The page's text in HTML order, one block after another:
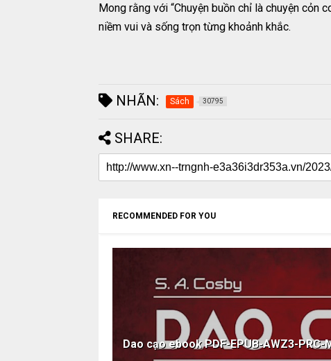
Mong rằng với “Chuyện buồn chỉ là chuyện cỏn
niềm vui và sống trọn từng khoảnh khắc.
NHÃN: Sách 30795
SHARE:
RECOMMENDED FOR YOU
Dao cạo ebook PDF-EPUB-AWZ3-PRC-